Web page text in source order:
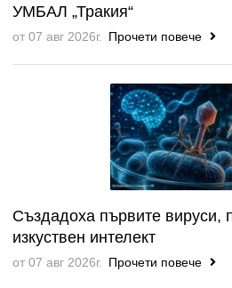
УМБАЛ „Тракия“
от 07 авг 2026г. Прочети повече
Създадоха първите вируси,
изкуствен интелект
от 07 авг 2026г. Прочети повече